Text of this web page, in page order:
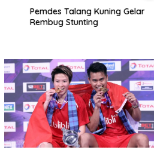
Door To Door, 3 KPM Desa
Mekar Jaya Terima BLT-DD!